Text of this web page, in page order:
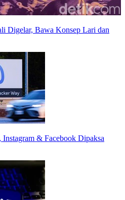
Digelar, Bawa Konsep Lari dan
& Facebook Dipaksa